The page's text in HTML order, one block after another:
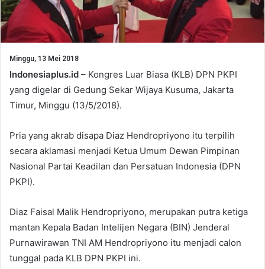
Minggu, 13 Mei 2018
Indonesiaplus.id – Kongres Luar Biasa (KLB) DPN PKPI
yang digelar di Gedung Sekar Wijaya Kusuma, Jakarta
Timur, Minggu (13/5/2018).
Pria yang akrab disapa Diaz Hendropriyono itu terpilih
secara aklamasi menjadi Ketua Umum Dewan Pimpinan
Nasional Partai Keadilan dan Persatuan Indonesia (DPN
PKPI).
Diaz Faisal Malik Hendropriyono, merupakan putra ketiga
mantan Kepala Badan Intelijen Negara (BIN) Jenderal
Purnawirawan TNI AM Hendropriyono itu menjadi calon
tunggal pada KLB DPN PKPI ini.